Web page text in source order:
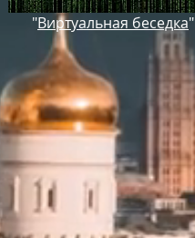
"Виртуальная беседка"